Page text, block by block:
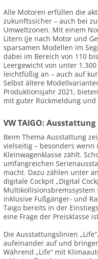
Alle Motoren erfüllen die
zukunftssicher – auch bei
Umweltzonen. Mit einem
Litern (je nach Motor und
sparsamen Modellen im
dabei im Bereich von 110
Leergewicht von unter
leichtfüßig an – auch auf
Selbst ältere
Produktionsjahr 2021,
mit guter Rückmeldung und
VW TAIGO: Ausstattung
Beim Thema Ausstattung
vielseitig – besonders
Kleinwagenklasse zählt.
umfangreichen
macht. Dazu zählen unter
digitale Cockpit „Digital
inklusive Fußgänger- und
Taigo bereits in der
eine Frage der Preisklasse
Die Ausstattungslinien
aufeinander auf und
Während „Life“ mit